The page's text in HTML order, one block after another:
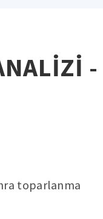
-
toparlanma